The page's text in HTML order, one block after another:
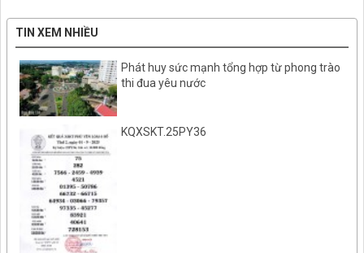
TIN XEM NHIỀU
Phát huy sức mạnh tổng hợp từ phong trào
thi đua yêu nước
KQXSKT.25PY36